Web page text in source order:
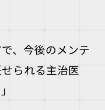
10:00〜
、今後のメンテ
られる主治医